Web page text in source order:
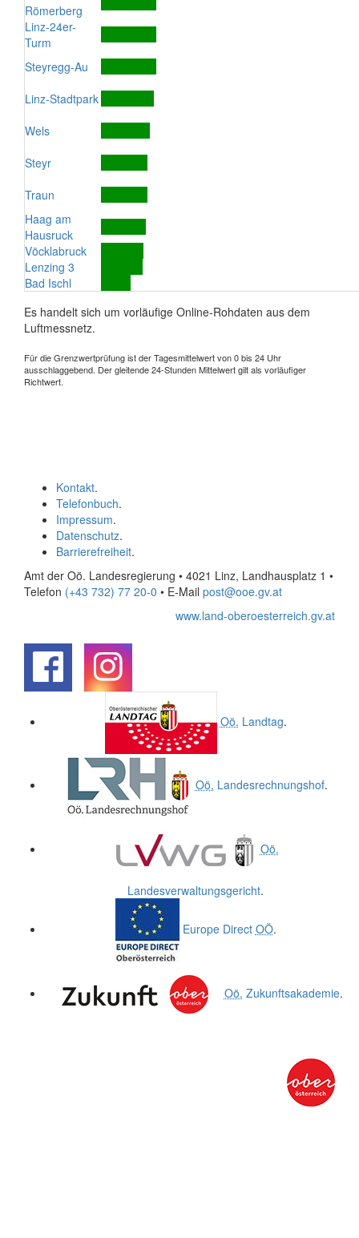
Römerberg
Linz-24er-
Turm
Steyregg-Au
Linz-Stadtpark
Wels
Steyr
Traun
Haag am
Hausruck
Vöcklabruck
Lenzing 3
Bad Ischl
Es handelt sich um vorläufige Online-Rohdaten aus dem
Luftmessnetz.
Für die Grenzwertprüfung ist der Tagesmittelwert von 0 bis 24 Uhr
ausschlaggebend. Der gleitende 24-Stunden Mittelwert gilt als vorläufiger
Richtwert.
Kontakt.
Telefonbuch.
Impressum.
Datenschutz.
Barrierefreiheit.
Amt der Oö. Landesregierung • 4021 Linz, Landhausplatz 1 •
Telefon (+43 732) 77 20-0 • E-Mail post@ooe.gv.at
www.land-oberoesterreich.gv.at
Oö. Landtag.
Oö. Landesrechnungshof.
Oö.
Landesverwaltungsgericht.
Europe Direct OÖ.
Oö. Zukunftsakademie.